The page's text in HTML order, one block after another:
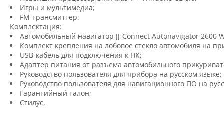
Игры и мультимедиа;
FM-трансмиттер.
Комплектация:
Автомобильный навигатор JJ-Connect Autonavigator 2600
Комплект крепления на лобовое стекло автомобиля на
USB-кабель для подключения к ПК;
Адаптер питания от разъема автомобильного
Руководство пользователя для прибора на русском языке;
Руководство пользователя для навигационного ПО на
Гарантийный талон;
Стилус.